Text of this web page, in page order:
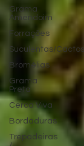
Grama
Amendoim
Forrações
Suculentas/Cactos
Bromélias
Grama
Preta
Cerca Viva
Bordaduras
Trepadeiras